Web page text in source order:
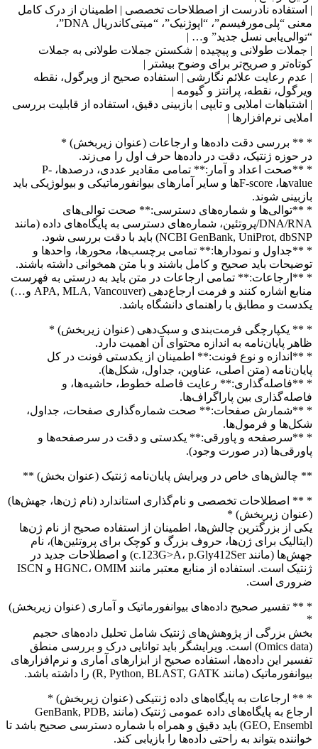
| استفاده نادرست از اصطلاحات تخصصی | اطمینان از درک کامل
معنی “پلی‌مورفیسم”، “اپوژنیک”، “میتی‌کاندریال DNA”،
“توالی‌یابی نسل جدید” و… |
| جملات طولانی و پیچیده | شکستن جملات طولانی به جملات
کوتاه‌تر و صریح‌تر برای وضوح بیشتر |
| عدم رعایت علائم نگارشی | استفاده صحیح از ویرگول، نقطه
ویرگول، نقطه، پرانتز و گیومه |
| اشتباهات املایی و تایپی | بازبینی دقیق، استفاده از قابلیت بررسی
املایی نرم‌افزارها |
* ** بررسی دقت داده‌ها و ارجاعات (عنوان زیربخش) *
در حوزه ژنتیک، دقت در داده‌ها حرف اول را می‌زند.
* **صحت اعداد و آمار:** تمامی مقادیر عددی، درصدها، P-
valueها، F-scoreها و سایر آمارهای بیوانفورماتیکی و بیولوژیکی باید
بازبینی شوند.
* **توالی‌ها و شماره‌های دسترسی:** صحت توالی‌های
DNA/RNA/پروتئین، شماره‌های دسترسی به پایگاه‌های داده (مانند
NCBI GenBank, UniProt, dbSNP) باید با دقت بررسی شود.
* **جداول و نمودارها:** تمامی برچسب‌ها، محورها، واحدها و
توضیحات باید صحیح و کامل باشند و با متن همخوانی داشته باشند.
* **ارجاعات:** تمامی ارجاعات در متن باید به درستی به فهرست
منابع اشاره کنند و فرمت ارجاع‌دهی (APA, MLA, Vancouver و…)
یکدست و مطابق با راهنمای دانشگاه باشد.
* ** یکپارچگی فرمت‌بندی و سبک‌دهی (عنوان زیربخش) *
ظاهر پایان‌نامه به اندازه محتوای آن اهمیت دارد.
* **اندازه و نوع فونت:** اطمینان از یکدستی فونت در کل
پایان‌نامه (متن اصلی، عناوین، جداول، شکل‌ها).
* **فاصله‌گذاری:** رعایت فاصله خطوط، حاشیه‌ها، و
فاصله‌گذاری بین پاراگراف‌ها.
* **شمارش صفحات:** صحت شماره‌گذاری صفحات، جداول،
شکل‌ها و فرمول‌ها.
* **سرصفحه و پاورقی:** یکدستی و دقت در سرصفحه‌ها و
پاورقی‌ها (در صورت وجود).
** چالش‌های خاص در ویرایش پایان‌نامه ژنتیک (عنوان بخش) **
* ** اصطلاحات تخصصی و نام‌گذاری استاندارد (نام ژن‌ها، جهش‌ها)
(عنوان زیربخش) *
یکی از بزرگترین چالش‌ها، اطمینان از استفاده صحیح از نام ژن‌ها
(ایتالیک برای ژن‌ها، حروف بزرگ و کوچک برای پروتئین‌ها)، نام
جهش‌ها (مانند c.123G>A، p.Gly412Ser) و اصطلاحات جدید در
ژنتیک است. استفاده از منابع معتبر مانند HGNC، OMIM و ISCN
ضروری است.
* ** تفسیر صحیح داده‌های بیوانفورماتیک و آماری (عنوان زیربخش)
*
بخش بزرگی از پژوهش‌های ژنتیک شامل تحلیل داده‌های حجیم
(Omics data) است. ویرایشگر باید توانایی درک و بررسی منطق
تفسیر این داده‌ها، استفاده صحیح از ابزارهای آماری و نرم‌افزارهای
بیوانفورماتیک (مانند R, Python, BLAST, GATK) را داشته باشد.
* ** ارجاعات به پایگاه‌های داده ژنتیکی (عنوان زیربخش) *
ارجاع به پایگاه‌های داده عمومی ژنتیک (مانند GenBank, PDB,
GEO, Ensembl) باید دقیق و همراه با شماره دسترسی صحیح باشد تا
خواننده بتواند به راحتی داده‌ها را بازیابی کند.